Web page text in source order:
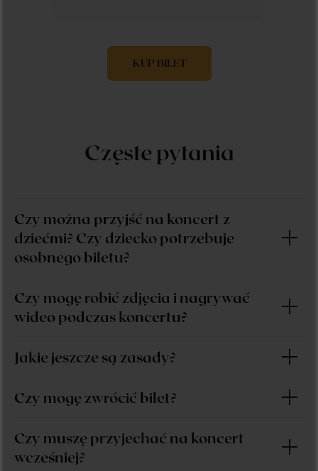
KUP BILET
Częste pytania
Czy można przyjść na koncert z
dziećmi? Czy dziecko potrzebuje
osobnego biletu?
Czy mogę robić zdjęcia i nagrywać
wideo podczas koncertu?
Jakie jeszcze są zasady?
Czy mogę zwrócić bilet?
Czy muszę przyjechać na koncert
wcześniej?